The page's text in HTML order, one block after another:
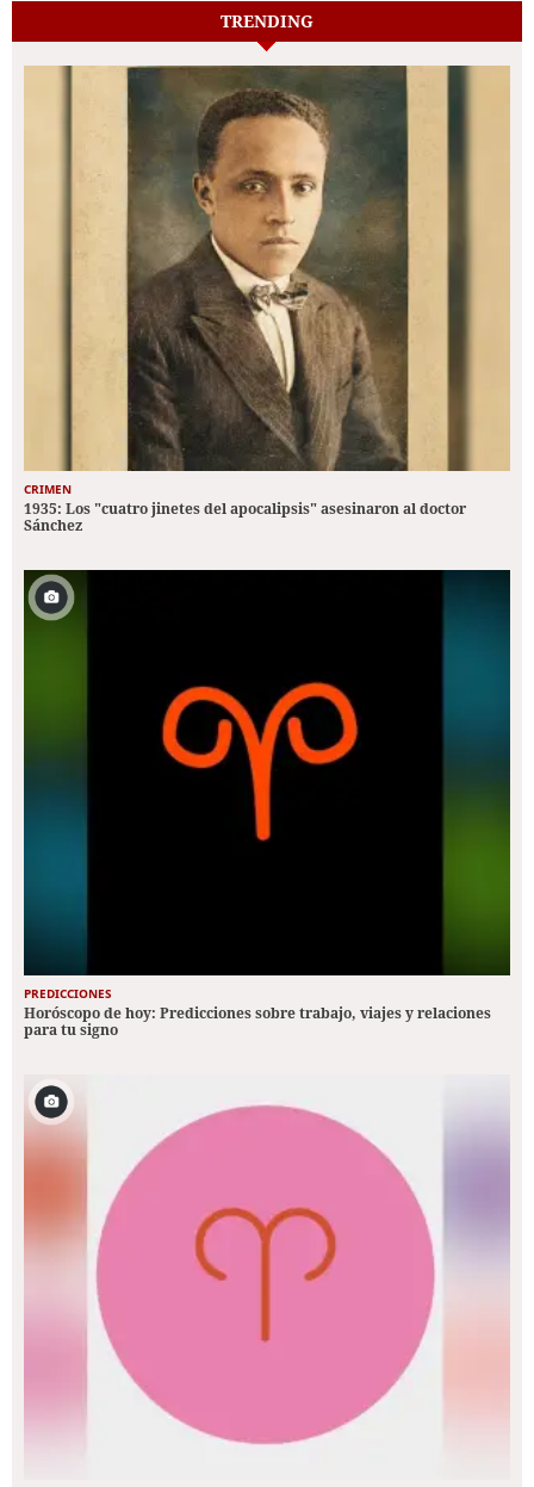
TRENDING
CRIMEN
1935: Los "cuatro jinetes del apocalipsis" asesinaron al doctor
Sánchez
PREDICCIONES
Horóscopo de hoy: Predicciones sobre trabajo, viajes y relaciones
para tu signo